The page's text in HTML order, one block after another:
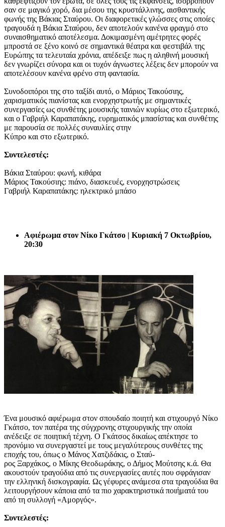
σαν σε μαγικό χορό, δια μέσου της κρυστάλλινης, αισθαντικής
φωνής της Βάκιας Σταύρου. Οι διαφορετικές γλώσσες στις οποίες
τραγουδά η Βάκια Σταύρου, δεν αποτελούν κανένα φραγμό στο
συναισθηματικό αποτέλεσμα. Δοκιμασμένη αμέτρητες φορές
μπροστά σε ξένο κοινό σε σημαντικά θέατρα και φεστιβάλ της
Ευρώπης τα τελευταία χρόνια, απέδειξε πως η αληθινή μουσική
δεν γνωρίζει σύνορα και οι τυχόν άγνωστες λέξεις δεν μπορούν να
αποτελέσουν κανένα φρένο στη φαντασία.
Συνοδοιπόροι της στο ταξίδι αυτό, ο Μάριος Τακούσιης,
χαρισματικός πιανίστας και ενορχηστρωτής με σημαντικές
συνεργασίες ως συνθέτης μουσικής ταινιών κυρίως στο εξωτερικό,
και ο Γαβριήλ Καραπατάκης, ευρηματικός μπασίστας και συνθέτης
με παρουσία σε πολλές συναυλίες στην
Κύπρο και στο εξωτερικό.
Συντελεστές:
Bάκια Σταύρου: φωνή, κιθάρα
Μάριος Τακούσιης: πιάνο, διασκευές, ενορχηστρώσεις
Γαβριήλ Καραπατάκης: ηλεκτρικό μπάσο
Αφιέρωμα στον Νίκο Γκάτσο | Κυριακή 7 Οκτωβρίου,
20:30
Ένα μουσικό αφιέρωμα στον σπουδαίο ποιητή και στιχουργό Νίκο
Γκάτσο, τον πατέρα της σύγχρονης στιχουργικής την οποία
ανέδειξε σε ποιητική τέχνη. Ο Γκάτσος δικαίως απέκτησε το
προνόμιο να συνεργαστεί με τους μεγαλύτερους συνθέτες της
εποχής του, όπως ο Μάνος Χατζιδάκις, ο Σταύ-
ρος Ξαρχάκος, ο Μίκης Θεοδωράκης, ο Δήμος Μούτσης κ.ά. Θα
ακουστούν τραγούδια από τις συνεργασίες αυτές που σφράγισαν
την ελληνική δισκογραφία. Ως γέφυρες ανάμεσα στα τραγούδια θα
λειτουργήσουν κάποια από τα πιο χαρακτηριστικά ποιήματά του
από τη συλλογή «Αμοργός».
Συντελεστές: